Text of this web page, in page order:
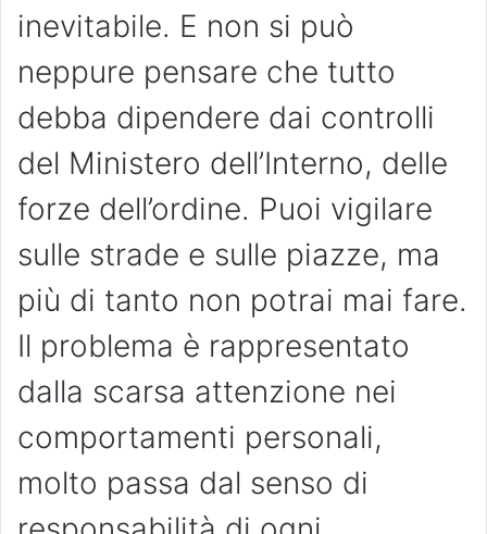
inevitabile. E non si può
neppure pensare che tutto
debba dipendere dai controlli
del Ministero dell’Interno, delle
forze dell’ordine. Puoi vigilare
sulle strade e sulle piazze, ma
più di tanto non potrai mai fare.
Il problema è rappresentato
dalla scarsa attenzione nei
comportamenti personali,
molto passa dal senso di